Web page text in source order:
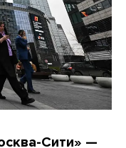
Сити» —